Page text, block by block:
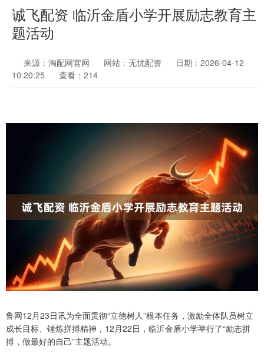
诚飞配资 临沂金盾小学开展励志教育主
题活动
来源：淘配网官网 网站：无忧配资
日期：2026-04-12
10:20:25
查看：214
鲁网12月23日讯为全面贯彻“立德树人”根本任务，激励全体队员树立
成长目标、锤炼拼搏精神，12月22日，临沂金盾小学举行了“励志拼
搏，做最好的自己”主题活动。